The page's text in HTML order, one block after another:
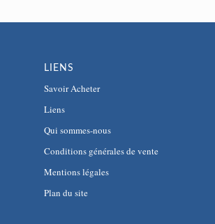
LIENS
Savoir Acheter
Liens
Qui sommes-nous
Conditions générales de vente
Mentions légales
Plan du site